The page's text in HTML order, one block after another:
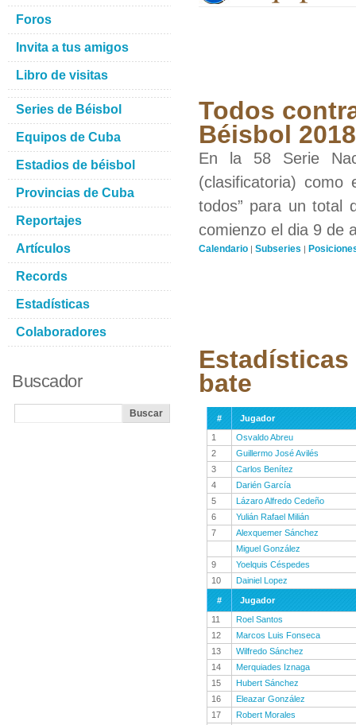
Todos
Béisbol
En la 58 Serie
(clasificatoria) como
todos” para un total
comienzo el dia 9 de
Calendario | Subseries |
Estadísticas
bate
#
Jugador
1
Osvaldo Abreu
2
Guillermo José Avilés
3
Carlos Benítez
4
Darién García
5
Lázaro Alfredo Cedeño
6
Yulián Rafael Milián
7
Alexquemer Sánchez
Miguel González
9
Yoelquis Céspedes
10
Dainiel Lopez
#
Jugador
11
Roel Santos
12
Marcos Luis Fonseca
13
Wilfredo Sánchez
14
Merquiades Iznaga
15
Hubert Sánchez
16
Eleazar González
17
Robert Morales
Foros
Invita a tus amigos
Libro de visitas
Series de Béisbol
Equipos de Cuba
Estadios de béisbol
Provincias de Cuba
Reportajes
Artículos
Records
Estadísticas
Colaboradores
Buscador